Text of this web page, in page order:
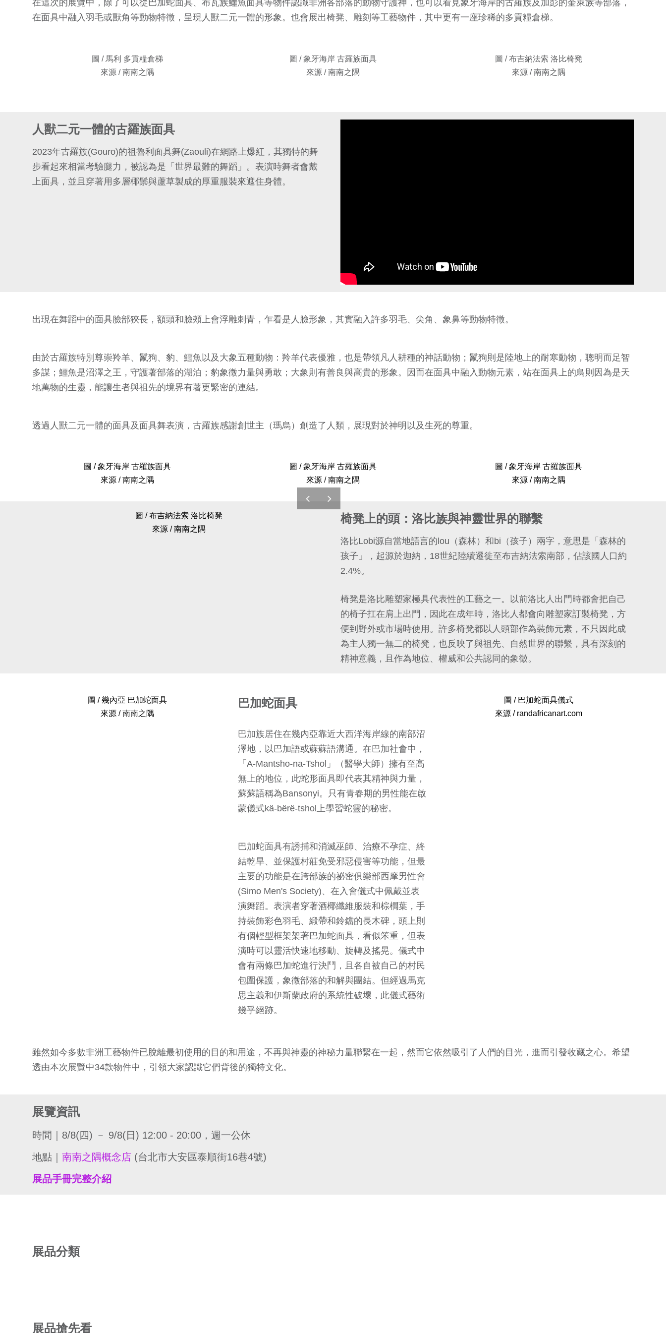
在這次的展覽中，除了可以從巴加蛇面具、布瓦族鱷魚面具等物件認識非洲各部落的動物守護神，也可以看見象牙海岸的古羅族及加彭的奎萊族等部落，
在面具中融入羽毛或獸角等動物特徵，呈現人獸二元一體的形象。也會展出椅凳、雕刻等工藝物件，其中更有一座珍稀的多貢糧倉梯。
圖 / 馬利 多貢糧倉梯
來源 / 南南之隅
圖 / 象牙海岸 古羅族面具
來源 / 南南之隅
圖 / 布吉納法索 洛比椅凳
來源 / 南南之隅
人獸二元一體的古羅族面具
2023年古羅族(Gouro)的祖魯利面具舞(Zaouli)在網路上爆紅，其獨特的舞
步看起來相當考驗腿力，被認為是「世界最難的舞蹈」。表演時舞者會戴
上面具，並且穿著用多層椰鬃與蘆草製成的厚重服裝來遮住身體。
出現在舞蹈中的面具臉部狹長，額頭和臉頰上會浮雕刺青，乍看是人臉形象，其實融入許多羽毛、尖角、象鼻等動物特徵。
由於古羅族特別尊崇羚羊、鬣狗、豹、鱷魚以及大象五種動物：羚羊代表優雅，也是帶領凡人耕種的神話動物；鬣狗則是陸地上的耐寒動物，聰明而足智
多謀；鱷魚是沼澤之王，守護著部落的湖泊；豹象徵力量與勇敢；大象則有善良與高貴的形象。因而在面具中融入動物元素，站在面具上的鳥則因為是天
地萬物的生靈，能讓生者與祖先的境界有著更緊密的連結。
透過人獸二元一體的面具及面具舞表演，古羅族感謝創世主（瑪烏）創造了人類，展現對於神明以及生死的尊重。
圖 / 象牙海岸 古羅族面具
來源 / 南南之隅
圖 / 象牙海岸 古羅族面具
來源 / 南南之隅
圖 / 象牙海岸 古羅族面具
來源 / 南南之隅
prev next
圖 / 布吉納法索 洛比椅凳
來源 / 南南之隅
椅凳上的頭：洛比族與神靈世界的聯繫
洛比Lobi源自當地語言的lou（森林）和bi（孩子）兩字，意思是「森林的
孩子」，起源於迦納，18世紀陸續遷徙至布吉納法索南部，佔該國人口約
2.4%。
椅凳是洛比雕塑家極具代表性的工藝之一。以前洛比人出門時都會把自己
的椅子扛在肩上出門，因此在成年時，洛比人都會向雕塑家訂製椅凳，方
便到野外或市場時使用。許多椅凳都以人頭部作為裝飾元素，不只因此成
為主人獨一無二的椅凳，也反映了與祖先、自然世界的聯繫，具有深刻的
精神意義，且作為地位、權威和公共認同的象徵。
圖 / 幾內亞 巴加蛇面具
來源 / 南南之隅
巴加蛇面具
巴加族居住在幾內亞靠近大西洋海岸線的南部沼
澤地，以巴加語或蘇蘇語溝通。在巴加社會中，
「A-Mantsho-na-Tshol」（醫學大師）擁有至高
無上的地位，此蛇形面具即代表其精神與力量，
蘇蘇語稱為Bansonyi。只有青春期的男性能在啟
蒙儀式kä-bërë-tshol上學習蛇靈的秘密。
巴加蛇面具有誘捕和消滅巫師、治療不孕症、終
結乾旱、並保護村莊免受邪惡侵害等功能，但最
主要的功能是在跨部族的祕密俱樂部西摩男性會
(Simo Men's Society)、在入會儀式中佩戴並表
演舞蹈。表演者穿著酒椰纖維服裝和棕櫚葉，手
持裝飾彩色羽毛、緞帶和鈴鐺的長木碑，頭上則
有個輕型框架架著巴加蛇面具，看似笨重，但表
演時可以靈活快速地移動、旋轉及搖晃。儀式中
會有兩條巴加蛇進行決鬥，且各自被自己的村民
包圍保護，象徵部落的和解與團結。但經過馬克
思主義和伊斯蘭政府的系統性破壞，此儀式藝術
幾乎絕跡。
圖 / 巴加蛇面具儀式
來源 / randafricanart.com
雖然如今多數非洲工藝物件已脫離最初使用的目的和用途，不再與神靈的神秘力量聯繫在一起，然而它依然吸引了人們的目光，進而引發收藏之心。希望
透由本次展覽中34款物件中，引領大家認識它們背後的獨特文化。
展覽資訊
時間｜8/8(四) － 9/8(日) 12:00 - 20:00，週一公休
地點｜ 南南之隅概念店 (台北市大安區泰順街16巷4號)
展品手冊完整介紹
展品分類
展品搶先看